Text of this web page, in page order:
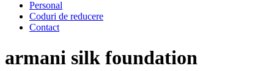
Personal
Coduri de reducere
Contact
armani silk foundation